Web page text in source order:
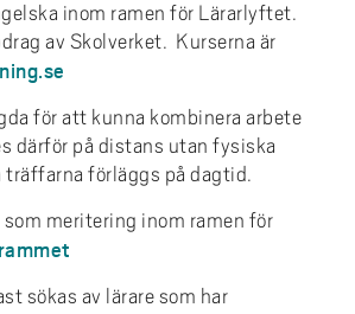
inom ramen för Lärarlyftet.
av Skolverket. Kurserna är
för att kunna kombinera arbete
därför på distans utan fysiska
förläggs på dagtid.
som meritering inom ramen för
sökas av lärare som har